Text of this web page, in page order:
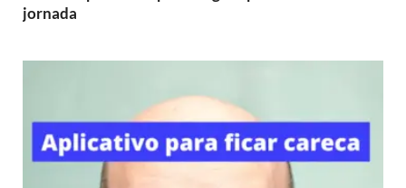
jornada